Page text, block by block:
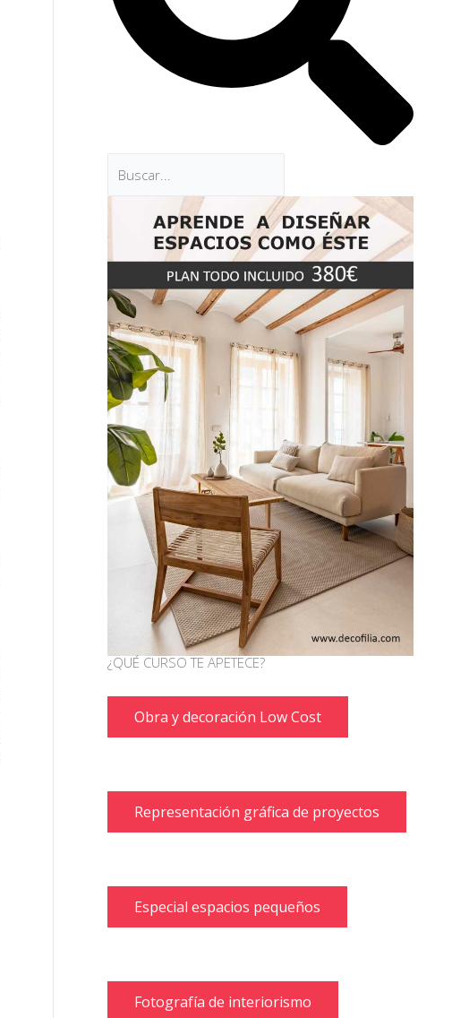
¿QUÉ CURSO TE APETECE?
Obra y decoración Low Cost
Representación gráfica de proyectos
Especial espacios pequeños
Fotografía de interiorismo